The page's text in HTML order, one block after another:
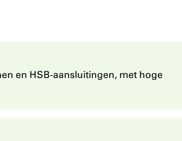
en HSB-aansluitingen, met hoge